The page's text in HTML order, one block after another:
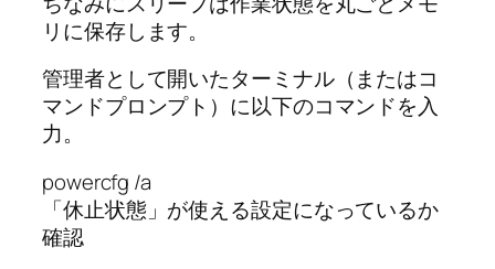
リに保存します。
管理者として開いたターミナル（またはコ
マンドプロンプト）に以下のコマンドを入
力。
powercfg /a
「休止状態」が使える設定になっているか
確認